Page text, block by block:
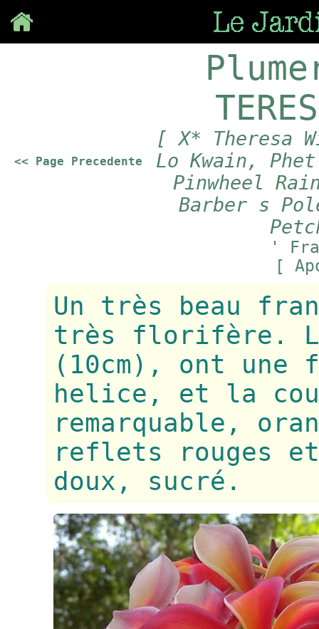
<< Page Precedente
[ X* Theresa
Lo Kwain,
Pinwheel
Barber s
'
[
Un très beau
très florifère.
(10cm), ont une
helice, et la
remarquable,
reflets rouges
doux, sucré.